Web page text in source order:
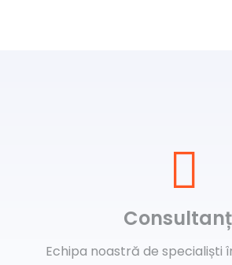
Echipa noastră de specialiști